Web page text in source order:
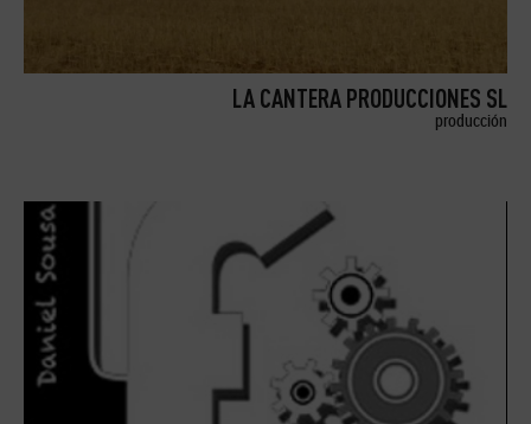
LA CANTERA PRODUCCIONES SL
producción